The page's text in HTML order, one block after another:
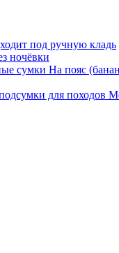
под ручную кладь
ночёвки
На пояс